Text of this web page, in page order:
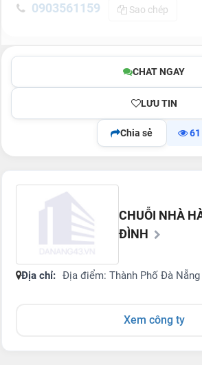
0903561159 Sao chép
CHAT NGAY
LƯU TIN
Chia sẻ 61
CHUỖI NHÀ
ĐÌNH
Địa chỉ: Địa điểm: Thành Phố Đà Nẵng
Xem công ty